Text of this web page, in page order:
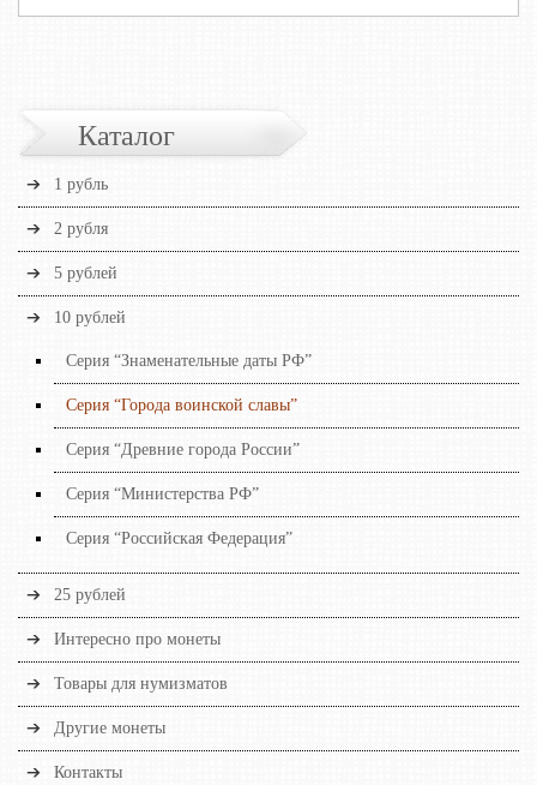
Каталог
1 рубль
2 рубля
5 рублей
10 рублей
Серия “Знаменательные даты РФ”
Серия “Города воинской славы”
Серия “Древние города России”
Серия “Министерства РФ”
Серия “Российская Федерация”
25 рублей
Интересно про монеты
Товары для нумизматов
Другие монеты
Контакты